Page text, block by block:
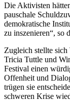
Die Aktivisten
pauschale
demokratische
zu inszenieren“, so
Zugleich stellte
Tricia Tuttle und
Festival einen
Offenheit und
trügen sie
schweren Krise